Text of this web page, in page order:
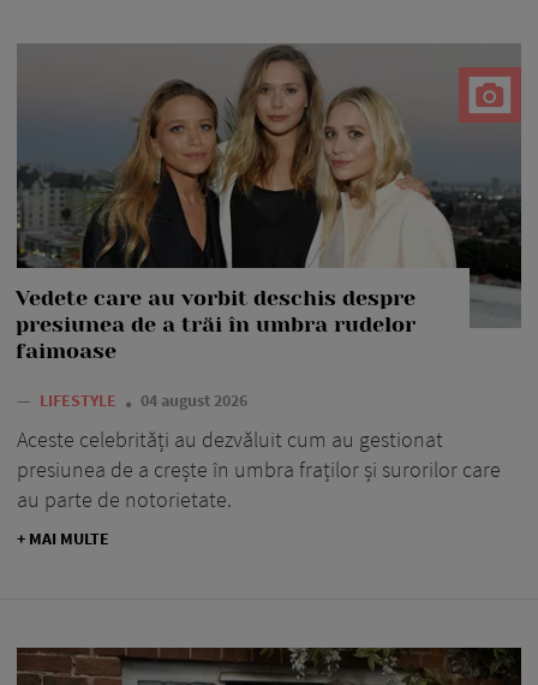
Vedete care au vorbit deschis despre
presiunea de a trăi în umbra rudelor
faimoase
— LIFESTYLE 04 august 2026
Aceste celebrități au dezvăluit cum au gestionat
presiunea de a crește în umbra fraților și surorilor care
au parte de notorietate.
+ MAI MULTE